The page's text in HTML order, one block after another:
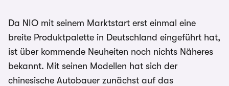
Da NIO mit seinem Marktstart erst einmal eine
breite Produktpalette in Deutschland eingeführt hat,
ist über kommende Neuheiten noch nichts Näheres
bekannt. Mit seinen Modellen hat sich der
chinesische Autobauer zunächst auf das